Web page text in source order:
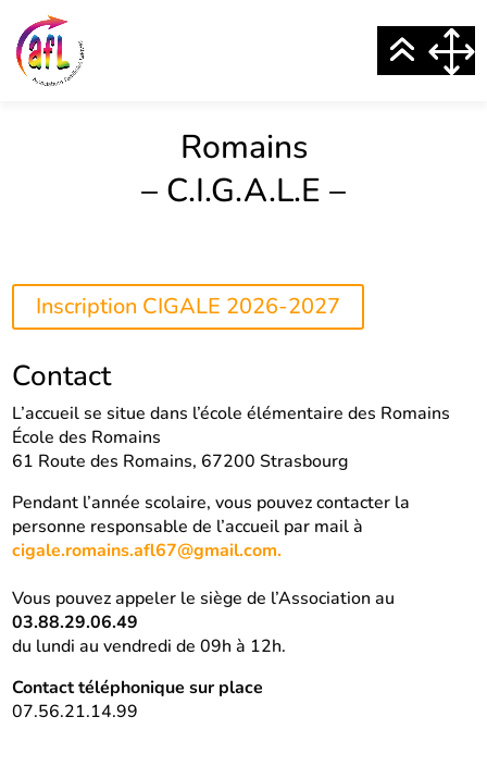
Romains
– C.I.G.A.L.E –
Inscription CIGALE 2026-2027
Contact
L’accueil se situe dans l’école élémentaire des Romains
École des Romains
61 Route des Romains, 67200 Strasbourg
Pendant l’année scolaire, vous pouvez contacter la
personne responsable de l’accueil par mail à
cigale.romains.afl67@gmail.com.
Vous pouvez appeler le siège de l’Association au
03.88.29.06.49
du lundi au vendredi de 09h à 12h.
Contact téléphonique sur place
07.56.21.14.99